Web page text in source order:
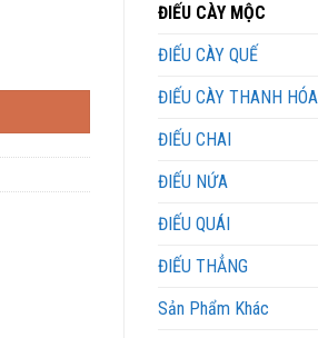
ĐIẾU CÀY MỘC
ĐIẾU CÀY QUẾ
ĐIẾU CÀY THANH HÓA
ĐIẾU CHAI
ĐIẾU NỨA
ĐIẾU QUÁI
ĐIẾU THẲNG
Sản Phẩm Khác